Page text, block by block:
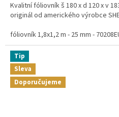
Kvalitní fóliovník š 180 x d 120 x v
originál od amerického výrobce
fóliovník 1,8x1,2 m - 25 mm -
Tip
Sleva
Doporučujeme